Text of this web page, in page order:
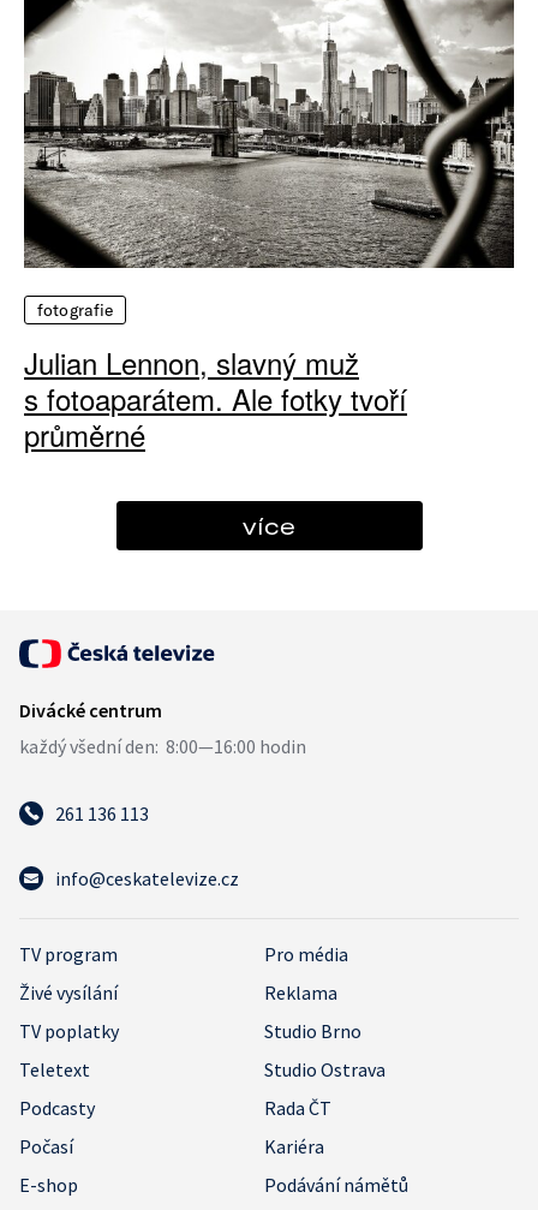
fotografie
Julian Lennon, slavný muž
s fotoaparátem. Ale fotky tvoří
průměrné
více
261 136 113
info@ceskatelevize.cz
TV program
Pro média
Živé vysílání
Reklama
TV poplatky
Studio Brno
Teletext
Studio Ostrava
Podcasty
Rada ČT
Počasí
Kariéra
E-shop
Podávání námětů